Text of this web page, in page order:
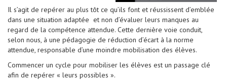
Il s’agit de repérer au plus tôt ce qu’ils font et réussissent d’emblée
dans une situation adaptée et non d’évaluer leurs manques au
regard de la compétence attendue. Cette dernière voie conduit,
selon nous, à une pédagogie de réduction d’écart à la norme
attendue, responsable d’une moindre mobilisation des élèves.
Commencer un cycle pour mobiliser les élèves est un passage clé
afin de repérer « leurs possibles ».